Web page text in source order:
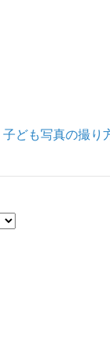
子ども写真の撮り